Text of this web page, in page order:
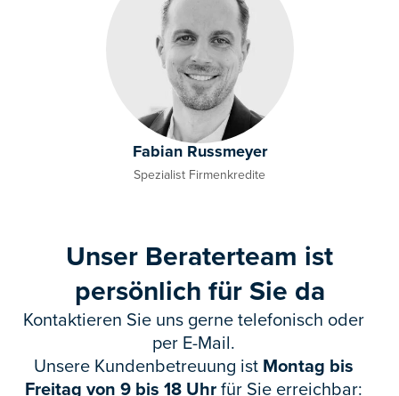
Fabian Russmeyer
Spezialist Firmenkredite
Unser Beraterteam ist
persönlich für Sie da
Kontaktieren Sie uns gerne telefonisch oder
per E-Mail.
Unsere Kundenbetreuung ist Montag bis
Freitag von 9 bis 18 Uhrfür Sie erreichbar: